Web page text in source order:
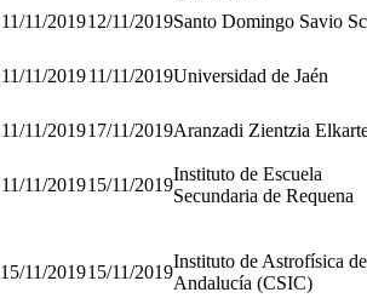
11/11/201912/11/2019Santo Domingo Savio
11/11/201911/11/2019Universidad de Jaén
11/11/201917/11/2019Aranzadi Zientzia
11/11/201915/11/2019
Instituto de Escuela
Secundaria de Requena
15/11/201915/11/2019
Instituto de Astrofísica de
Andalucía (CSIC)